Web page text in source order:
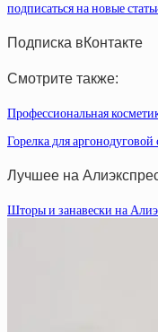
подписаться на новые
Подписка вКонтакте
Смотрите также:
Профессиональная
Горелка для
Лучшее на
Шторы и занавески на